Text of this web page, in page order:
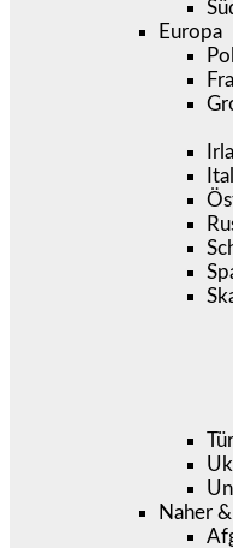
Europa
Naher